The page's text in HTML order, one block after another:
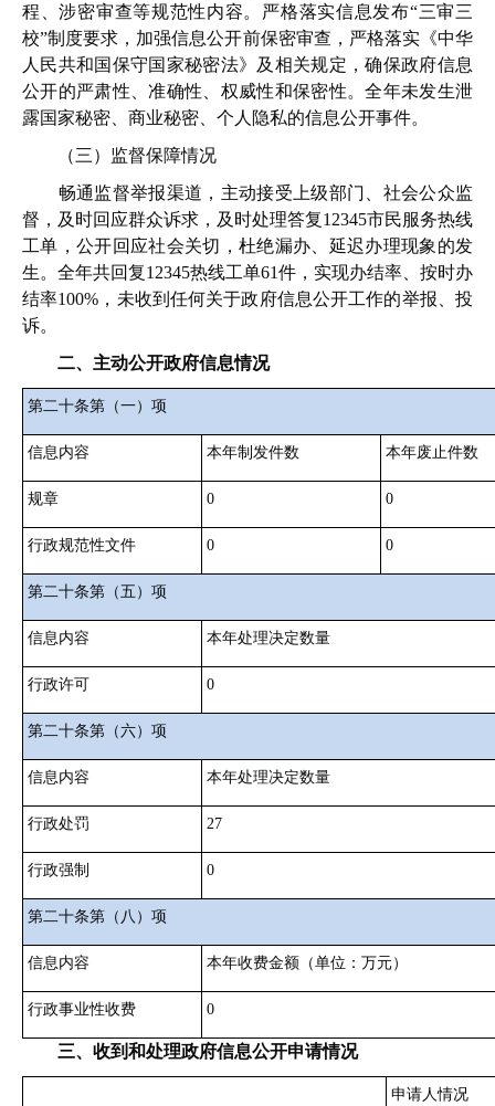
程、涉密审查等规范性内容。严格落实信息发布“三审三
校”制度要求，加强信息公开前保密审查，严格落实《中华
人民共和国保守国家秘密法》及相关规定，确保政府信息
公开的严肃性、准确性、权威性和保密性。全年未发生泄
露国家秘密、商业秘密、个人隐私的信息公开事件。
（三）监督保障情况
畅通监督举报渠道，主动接受上级部门、社会公众监
督，及时回应群众诉求，及时处理答复12345市民服务热线
工单，公开回应社会关切，杜绝漏办、延迟办理现象的发
生。全年共回复12345热线工单61件，实现办结率、按时办
结率100%，未收到任何关于政府信息公开工作的举报、投
诉。
二、主动公开政府信息情况
第二十条第（一）项
信息内容 本年制发件数 本年废止件数
规章 0 0
行政规范性文件 0 0
第二十条第（五）项
信息内容 本年处理决定数量
行政许可 0
第二十条第（六）项
信息内容 本年处理决定数量
行政处罚 27
行政强制 0
第二十条第（八）项
信息内容 本年收费金额（单位：万元）
行政事业性收费 0
三、收到和处理政府信息公开申请情况
申请人情况